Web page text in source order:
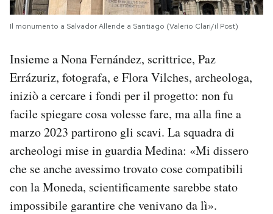
Il monumento a Salvador Allende a Santiago (Valerio Clari/il Post)
Insieme a Nona Fernández, scrittrice, Paz
Errázuriz, fotografa, e Flora Vilches, archeologa,
iniziò a cercare i fondi per il progetto: non fu
facile spiegare cosa volesse fare, ma alla fine a
marzo 2023 partirono gli scavi. La squadra di
archeologi mise in guardia Medina: «Mi dissero
che se anche avessimo trovato cose compatibili
con la Moneda, scientificamente sarebbe stato
impossibile garantire che venivano da lì».